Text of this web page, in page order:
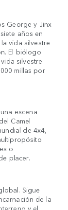
George y Jinx
años en
vida silvestre
El biólogo
silvestre
millas por
escena
Camel
de 4x4,
o
placer.
Sigue
de la
y el